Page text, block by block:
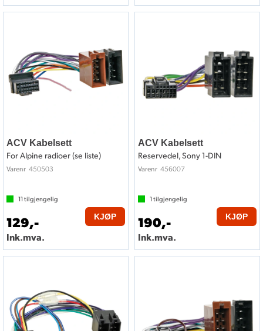
ACV Kabelsett
For Alpine radioer (se liste)
Varenr 450503
11 tilgjengelig
129,-
Ink.mva.
KJØP
ACV Kabelsett
Reservedel, Sony 1-DIN
Varenr 456007
1 tilgjengelig
190,-
Ink.mva.
KJØP